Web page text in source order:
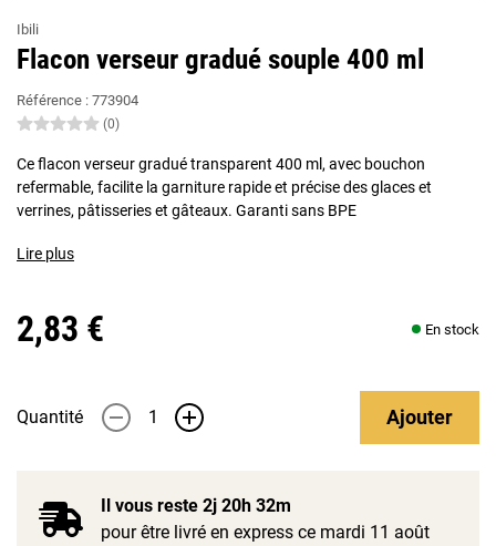
Ibili
Flacon verseur gradué souple 400 ml
Référence : 773904
(0)
Ce flacon verseur gradué transparent 400 ml, avec bouchon
refermable, facilite la garniture rapide et précise des glaces et
verrines, pâtisseries et gâteaux. Garanti sans BPE
Lire plus
2,83 € En stock
Quantité - + Ajouter
Il vous reste 2j 20h 32m
pour être livré en express ce mardi 11 août